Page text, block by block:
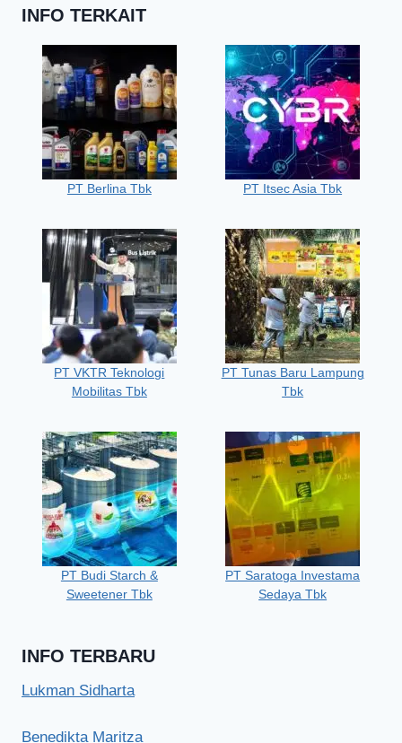
INFO TERKAIT
PT Berlina Tbk PT Itsec Asia Tbk
PT VKTR Teknologi
Mobilitas Tbk
PT Tunas Baru Lampung
Tbk
PT Budi Starch &
Sweetener Tbk
PT Saratoga Investama
Sedaya Tbk
INFO TERBARU
Lukman Sidharta
Benedikta Maritza